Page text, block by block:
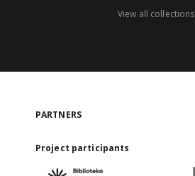
View all collections
PARTNERS
Project participants